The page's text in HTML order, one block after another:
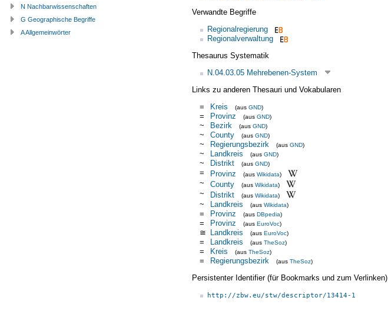
Verwandte Begriffe
Regionalregierung
Regionalverwaltung
Thesaurus Systematik
N.04.03.05 Mehrebenen-System
Links zu anderen Thesauri und Vokabularen
=
Kreis (aus GND)
= Provinz (aus GND)
~ Bezirk (aus GND)
~ County (aus GND)
~ Regierungsbezirk (aus GND)
~ Landkreis (aus GND)
~ Distrikt (aus GND)
= Provinz (aus Wikidata)
~ County (aus Wikidata)
~ Distrikt (aus Wikidata)
~ Landkreis (aus Wikidata)
= Provinz (aus DBpedia)
= Provinz (aus EuroVoc)
≅ Landkreis (aus EuroVoc)
= Landkreis (aus TheSoz)
= Kreis (aus TheSoz)
= Regierungsbezirk (aus TheSoz)
Persistenter Identifier (für Bookmarks und zum Verlinken)
http://zbw.eu/stw/descriptor/13414-1
N Nachbarwissenschaften
G Geographische Begriffe
A Allgemeinwörter